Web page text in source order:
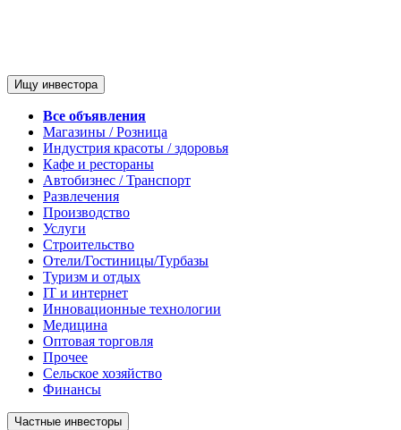
Ищу инвестора
Все объявления
Магазины / Розница
Индустрия красоты / здоровья
Кафе и рестораны
Автобизнес / Транспорт
Развлечения
Производство
Услуги
Строительство
Отели/Гостиницы/Турбазы
Туризм и отдых
IT и интернет
Инновационные технологии
Медицина
Оптовая торговля
Прочее
Сельское хозяйство
Финансы
Частные инвесторы